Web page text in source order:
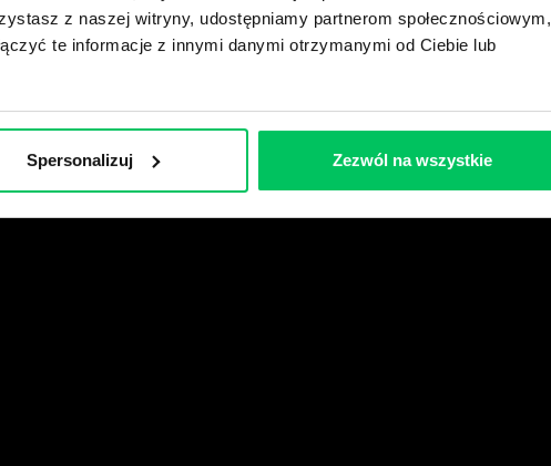
z naszej witryny, udostępniamy partnerom społecznościowym,
te informacje z innymi danymi otrzymanymi od Ciebie lub
Spersonalizuj Zezwól na wszystkie